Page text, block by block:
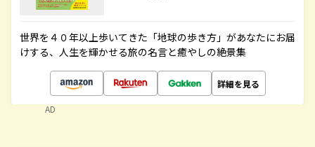
世界を４０年以上歩いてきた「地球の歩き方」があなたにお届
けする、人生を輝かせる旅の名言と癒やしの絶景集
詳細を見る
AD